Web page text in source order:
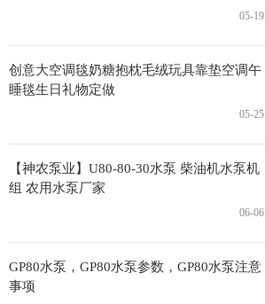
05-19
创意大空调毯奶糖抱枕毛绒玩具靠垫空调午
睡毯生日礼物定做
05-25
【神农泵业】U80-80-30水泵 柴油机水泵机
组 农用水泵厂家
06-06
GP80水泵，GP80水泵参数，GP80水泵注意
事项